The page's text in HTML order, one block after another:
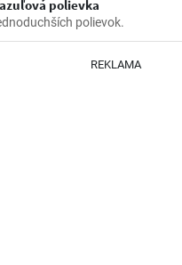
polievka
polievok.
REKLAMA